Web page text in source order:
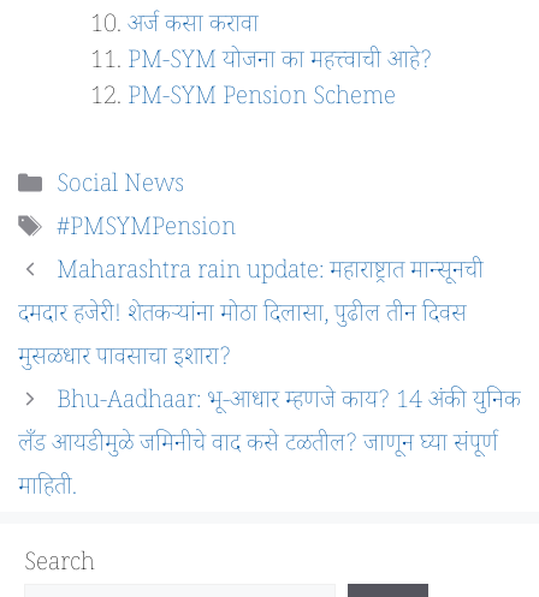
अर्ज कसा करावा
PM-SYM योजना का महत्त्वाची आहे?
PM-SYM Pension Scheme
Categories
Social News
Tags
#PMSYMPension
Maharashtra rain update: महाराष्ट्रात मान्सूनची
दमदार हजेरी! शेतकऱ्यांना मोठा दिलासा, पुढील तीन दिवस
मुसळधार पावसाचा इशारा?
Bhu-Aadhaar: भू-आधार म्हणजे काय? 14 अंकी युनिक
लँड आयडीमुळे जमिनीचे वाद कसे टळतील? जाणून घ्या संपूर्ण
माहिती.
Search